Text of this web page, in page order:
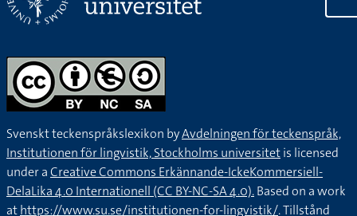
Svenskt teckenspråkslexikon byAvdelningen för teckenspråk,
Institutionen för lingvistik, Stockholms universitetis licensed
under aCreative Commons Erkännande-IckeKommersiell-
DelaLika 4.0 Internationell (CC BY-NC-SA 4.0).Based on a work
athttps://www.su.se/institutionen-for-lingvistik/. Tillstånd